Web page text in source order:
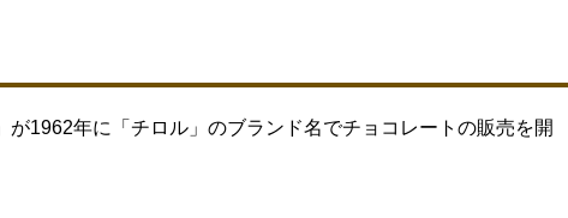
が1962年に「チロル」のブランド名でチョコレートの販売を開